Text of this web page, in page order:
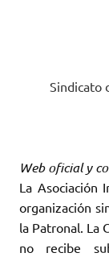
Sindicato
Web oficial y
La Asociación
organización
la Patronal. La
no recibe